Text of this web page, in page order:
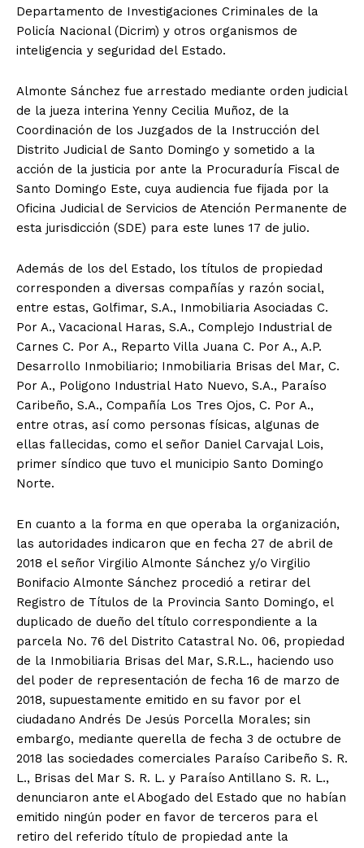
Departamento de Investigaciones Criminales de la
Policía Nacional (Dicrim) y otros organismos de
inteligencia y seguridad del Estado.
Almonte Sánchez fue arrestado mediante orden judicial
de la jueza interina Yenny Cecilia Muñoz, de la
Coordinación de los Juzgados de la Instrucción del
Distrito Judicial de Santo Domingo y sometido a la
acción de la justicia por ante la Procuraduría Fiscal de
Santo Domingo Este, cuya audiencia fue fijada por la
Oficina Judicial de Servicios de Atención Permanente de
esta jurisdicción (SDE) para este lunes 17 de julio.
Además de los del Estado, los títulos de propiedad
corresponden a diversas compañías y razón social,
entre estas, Golfimar, S.A., Inmobiliaria Asociadas C.
Por A., Vacacional Haras, S.A., Complejo Industrial de
Carnes C. Por A., Reparto Villa Juana C. Por A., A.P.
Desarrollo Inmobiliario; Inmobiliaria Brisas del Mar, C.
Por A., Poligono Industrial Hato Nuevo, S.A., Paraíso
Caribeño, S.A., Compañía Los Tres Ojos, C. Por A.,
entre otras, así como personas físicas, algunas de
ellas fallecidas, como el señor Daniel Carvajal Lois,
primer síndico que tuvo el municipio Santo Domingo
Norte.
En cuanto a la forma en que operaba la organización,
las autoridades indicaron que en fecha 27 de abril de
2018 el señor Virgilio Almonte Sánchez y/o Virgilio
Bonifacio Almonte Sánchez procedió a retirar del
Registro de Títulos de la Provincia Santo Domingo, el
duplicado de dueño del título correspondiente a la
parcela No. 76 del Distrito Catastral No. 06, propiedad
de la Inmobiliaria Brisas del Mar, S.R.L., haciendo uso
del poder de representación de fecha 16 de marzo de
2018, supuestamente emitido en su favor por el
ciudadano Andrés De Jesús Porcella Morales; sin
embargo, mediante querella de fecha 3 de octubre de
2018 las sociedades comerciales Paraíso Caribeño S. R.
L., Brisas del Mar S. R. L. y Paraíso Antillano S. R. L.,
denunciaron ante el Abogado del Estado que no habían
emitido ningún poder en favor de terceros para el
retiro del referido título de propiedad ante la